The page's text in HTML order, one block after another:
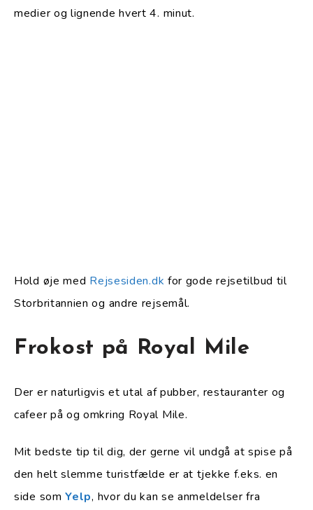
medier og lignende hvert 4. minut.
Hold øje med Rejsesiden.dk for gode rejsetilbud til
Storbritannien og andre rejsemål.
Frokost på Royal Mile
Der er naturligvis et utal af pubber, restauranter og
cafeer på og omkring Royal Mile.
Mit bedste tip til dig, der gerne vil undgå at spise på
den helt slemme turistfælde er at tjekke f.eks. en
side somYelp, hvor du kan se anmeldelser fra